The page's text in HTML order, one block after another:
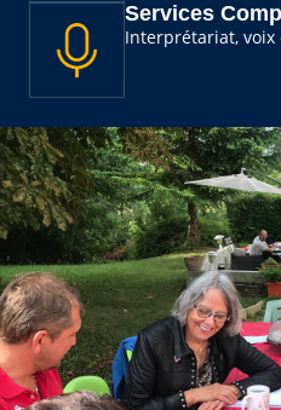
Services
Interprétariat,